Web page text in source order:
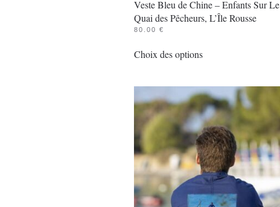
Veste Bleu de Chine – Enfants Sur Le
Quai des Pêcheurs, L’Île Rousse
80.00 €
Choix des optionsproduit
plusieurs
variations.
Les
options
peuvent
être
choisies
sur